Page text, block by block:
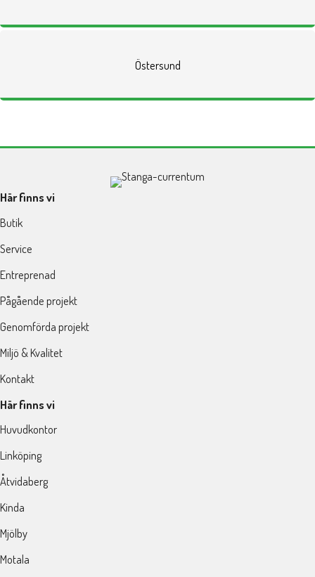
Östersund
Här finns vi
Butik
Service
Entreprenad
Pågående projekt
Genomförda projekt
Miljö & Kvalitet
Kontakt
Här finns vi
Huvudkontor
Linköping
Åtvidaberg
Kinda
Mjölby
Motala